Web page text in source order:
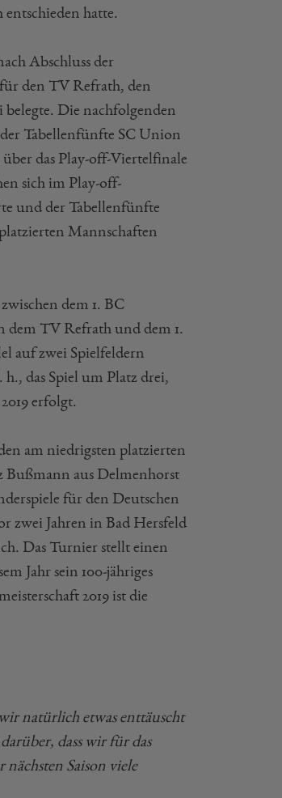
hatte.
Abschluss der
den TV Refrath, den
belegte. Die nachfolgenden
Tabellenfünfte SC Union
das Play-off-Viertelfinale
sich im Play-off-
und der Tabellenfünfte
Mannschaften
dem 1. BC
dem TV Refrath und dem 1.
auf zwei Spielfeldern
das Spiel um Platz drei,
erfolgt.
am niedrigsten platzierten
Bußmann aus Delmenhorst
für den Deutschen
zwei Jahren in Bad Hersfeld
Das Turnier stellt einen
Jahr sein 100-jähriges
2019 ist die
natürlich etwas enttäuscht
dass wir für das
Saison viele